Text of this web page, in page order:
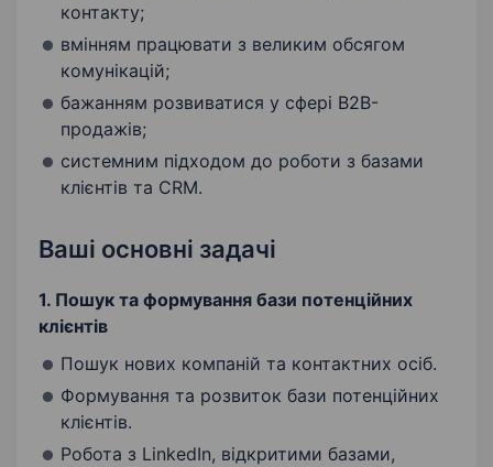
контакту;
вмінням працювати з великим обсягом
комунікацій;
бажанням розвиватися у сфері B2B-
продажів;
системним підходом до роботи з базами
клієнтів та CRM.
Ваші основні задачі
1. Пошук та формування бази потенційних
клієнтів
Пошук нових компаній та контактних осіб.
Формування та розвиток бази потенційних
клієнтів.
Робота з LinkedIn, відкритими базами,